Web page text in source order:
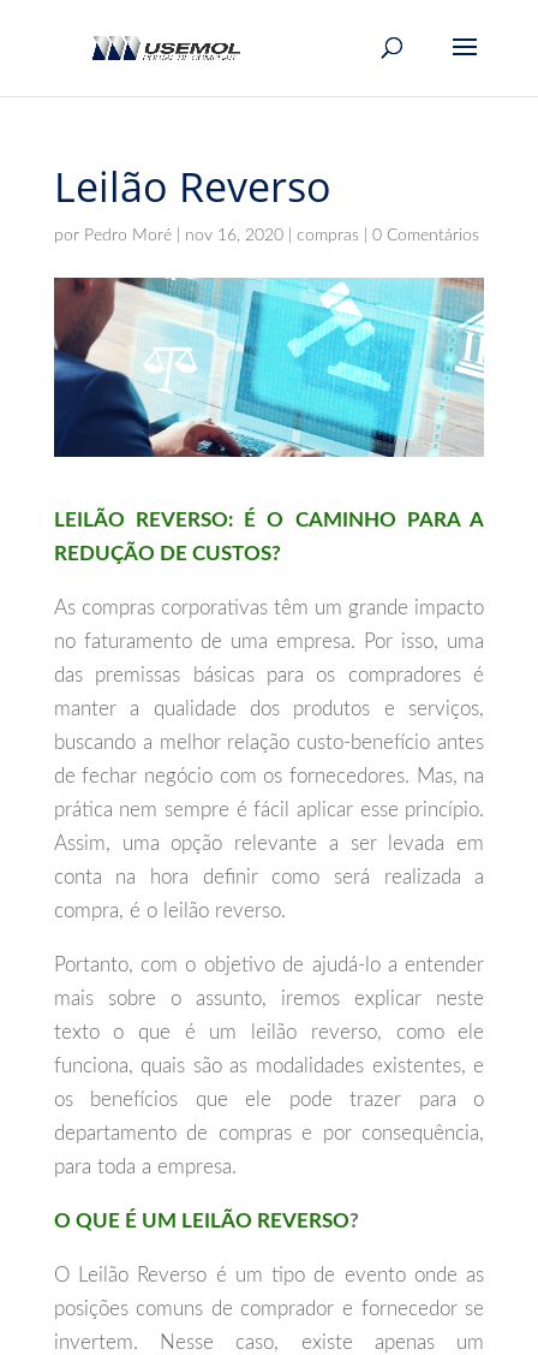
Leilão Reverso
por Pedro Moré| nov 16, 2020| compras| 0 Comentários
LEILÃO REVERSO: É O CAMINHO PARA A
REDUÇÃO DE CUSTOS?
As compras corporativas têm um grande impacto
no faturamento de uma empresa. Por isso, uma
das premissas básicas para os compradores é
manter a qualidade dos produtos e serviços,
buscando a melhor relação custo-benefício antes
de fechar negócio com os fornecedores. Mas, na
prática nem sempre é fácil aplicar esse princípio.
Assim, uma opção relevante a ser levada em
conta na hora definir como será realizada a
compra, é o leilão reverso.
Portanto, com o objetivo de ajudá-lo a entender
mais sobre o assunto, iremos explicar neste
texto o que é um leilão reverso, como ele
funciona, quais são as modalidades existentes, e
os benefícios que ele pode trazer para o
departamento de compras e por consequência,
para toda a empresa.
O QUE É UM LEILÃO REVERSO?
O Leilão Reverso é um tipo de evento onde as
posições comuns de comprador e fornecedor se
invertem. Nesse caso, existe apenas um